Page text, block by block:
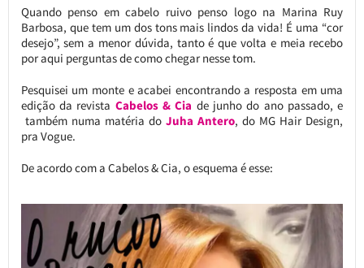
Quando penso em cabelo ruivo penso logo na Marina Ruy
Barbosa, que tem um dos tons mais lindos da vida! É uma “cor
desejo”, sem a menor dúvida, tanto é que volta e meia recebo
por aqui perguntas de como chegar nesse tom.
Pesquisei um monte e acabei encontrando a resposta em uma
edição da revista Cabelos & Cia de junho do ano passado, e
também numa matéria do Juha Antero, do MG Hair Design,
pra Vogue.
De acordo com a Cabelos & Cia, o esquema é esse: